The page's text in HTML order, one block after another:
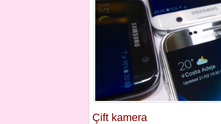
Çift kamera